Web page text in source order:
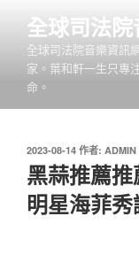
全球司法
全球司法院音樂資訊
家。葉和軒一生只專
命。
發
佈
於
2023-08-14 作者: ADMIN
黑蒜推薦
明星海菲